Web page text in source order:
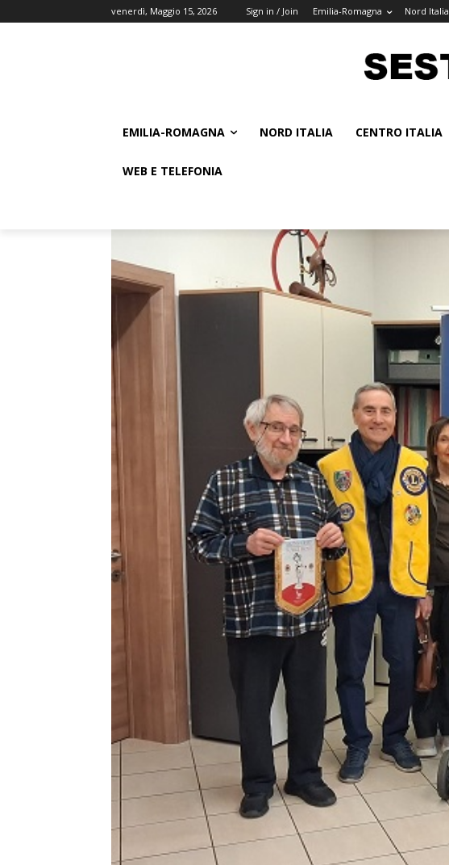
venerdì, Maggio 15, 2026 Sign in / Join Emilia-Romagna Nord Italia
EMILIA-ROMAGNA NORD ITALIA CENTRO ITALIA
WEB E TELEFONIA